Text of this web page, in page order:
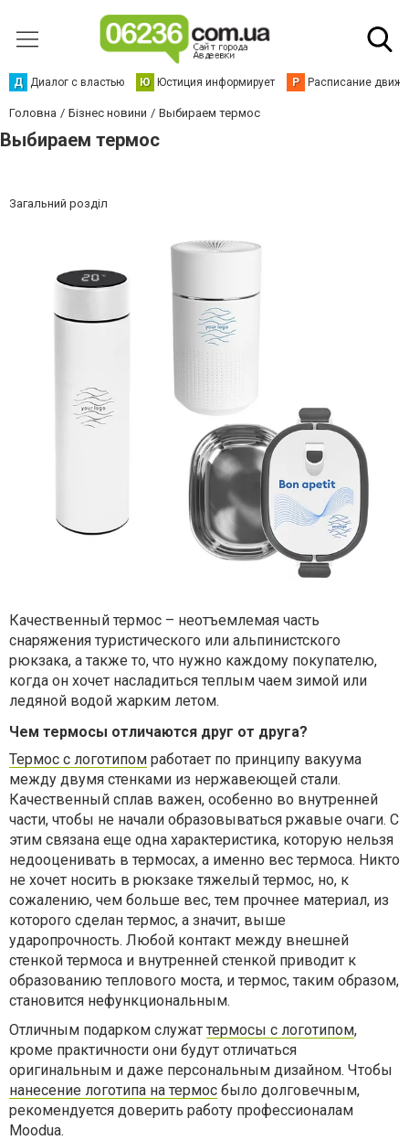
Д Диалог с властью Ю Юстиция информирует Р Расписание
Головна Бізнес новини Выбираем термос
Выбираем термос
Загальний розділ
Качественный термос – неотъемлемая часть
снаряжения туристического или альпинистского
рюкзака, а также то, что нужно каждому покупателю,
когда он хочет насладиться теплым чаем зимой или
ледяной водой жарким летом.
Чем термосы отличаются друг от друга?
Термос с логотипом работает по принципу вакуума
между двумя стенками из нержавеющей стали.
Качественный сплав важен, особенно во внутренней
части, чтобы не начали образовываться ржавые очаги. С
этим связана еще одна характеристика, которую нельзя
недооценивать в термосах, а именно вес термоса. Никто
не хочет носить в рюкзаке тяжелый термос, но, к
сожалению, чем больше вес, тем прочнее материал, из
которого сделан термос, а значит, выше
ударопрочность. Любой контакт между внешней
стенкой термоса и внутренней стенкой приводит к
образованию теплового моста, и термос, таким образом,
становится нефункциональным.
Отличным подарком служат термосы с логотипом,
кроме практичности они будут отличаться
оригинальным и даже персональным дизайном. Чтобы
нанесение логотипа на термос было долговечным,
рекомендуется доверить работу профессионалам
Moodua.